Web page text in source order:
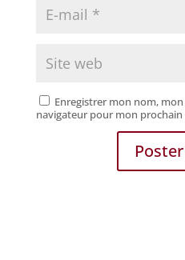
Enregistrer mon nom,
navigateur pour mon